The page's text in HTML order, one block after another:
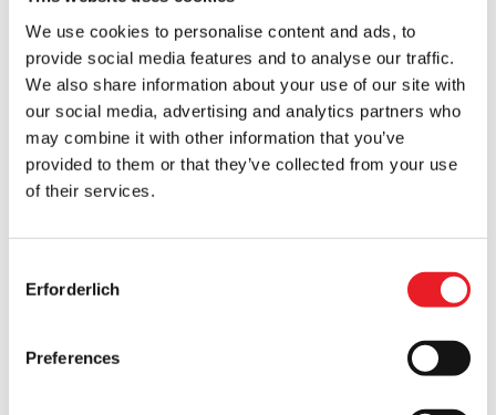
We use cookies to personalise content and ads, to
provide social media features and to analyse our traffic.
We also share information about your use of our site with
our social media, advertising and analytics partners who
may combine it with other information that you’ve
provided to them or that they’ve collected from your use
of their services.
Selection
Erforderlich
Preferences
Silikonunterarm männlich
PRODUKT ANSEHEN